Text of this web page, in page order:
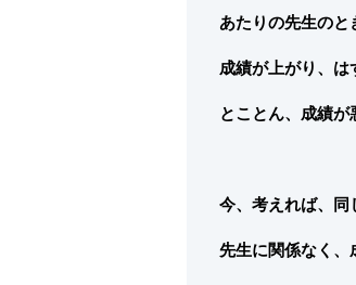
あたりの先生のと
成績が上がり、は
とことん、成績が
今、考えれば、同
先生に関係なく、